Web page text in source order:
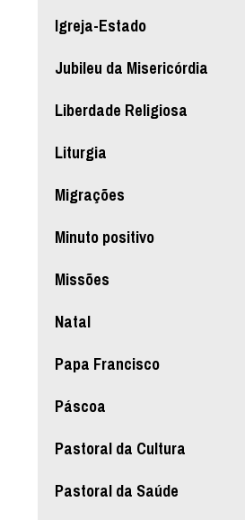
Igreja-Estado
Jubileu da Misericórdia
Liberdade Religiosa
Liturgia
Migrações
Minuto positivo
Missões
Natal
Papa Francisco
Páscoa
Pastoral da Cultura
Pastoral da Saúde